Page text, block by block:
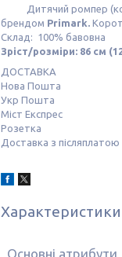
Дитячий ромпер
брендом Primark.
Склад: 100% бавовна
Зріст/розміри: 86 см
ДОСТАВКА
Нова Пошта
Укр Пошта
Міст Експрес
Розетка
Доставка з
Характеристики
Основні атрибути